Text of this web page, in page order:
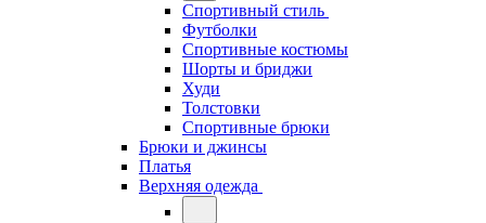
Спортивный стиль
Футболки
Спортивные костюмы
Шорты и бриджи
Худи
Толстовки
Спортивные брюки
Брюки и джинсы
Платья
Верхняя одежда